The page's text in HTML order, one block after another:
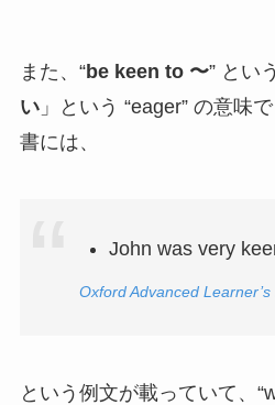
また、“be keen to 〜” とい
い」という “eager” の意味
書には、
John was very
Oxford Advanced
という例文が載っていて、